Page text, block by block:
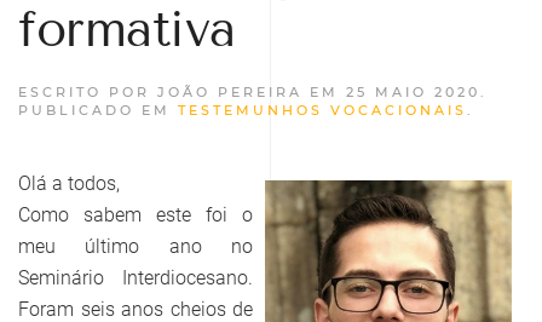
formativa
ESCRITO POR JOÃO PEREIRA EM 25 MAIO 2020 .
PUBLICADO EM TESTEMUNHOS VOCACIONAIS .
Olá a todos,
Como sabem este foi o
meu último ano no
Seminário Interdiocesano.
Foram seis anos cheios de